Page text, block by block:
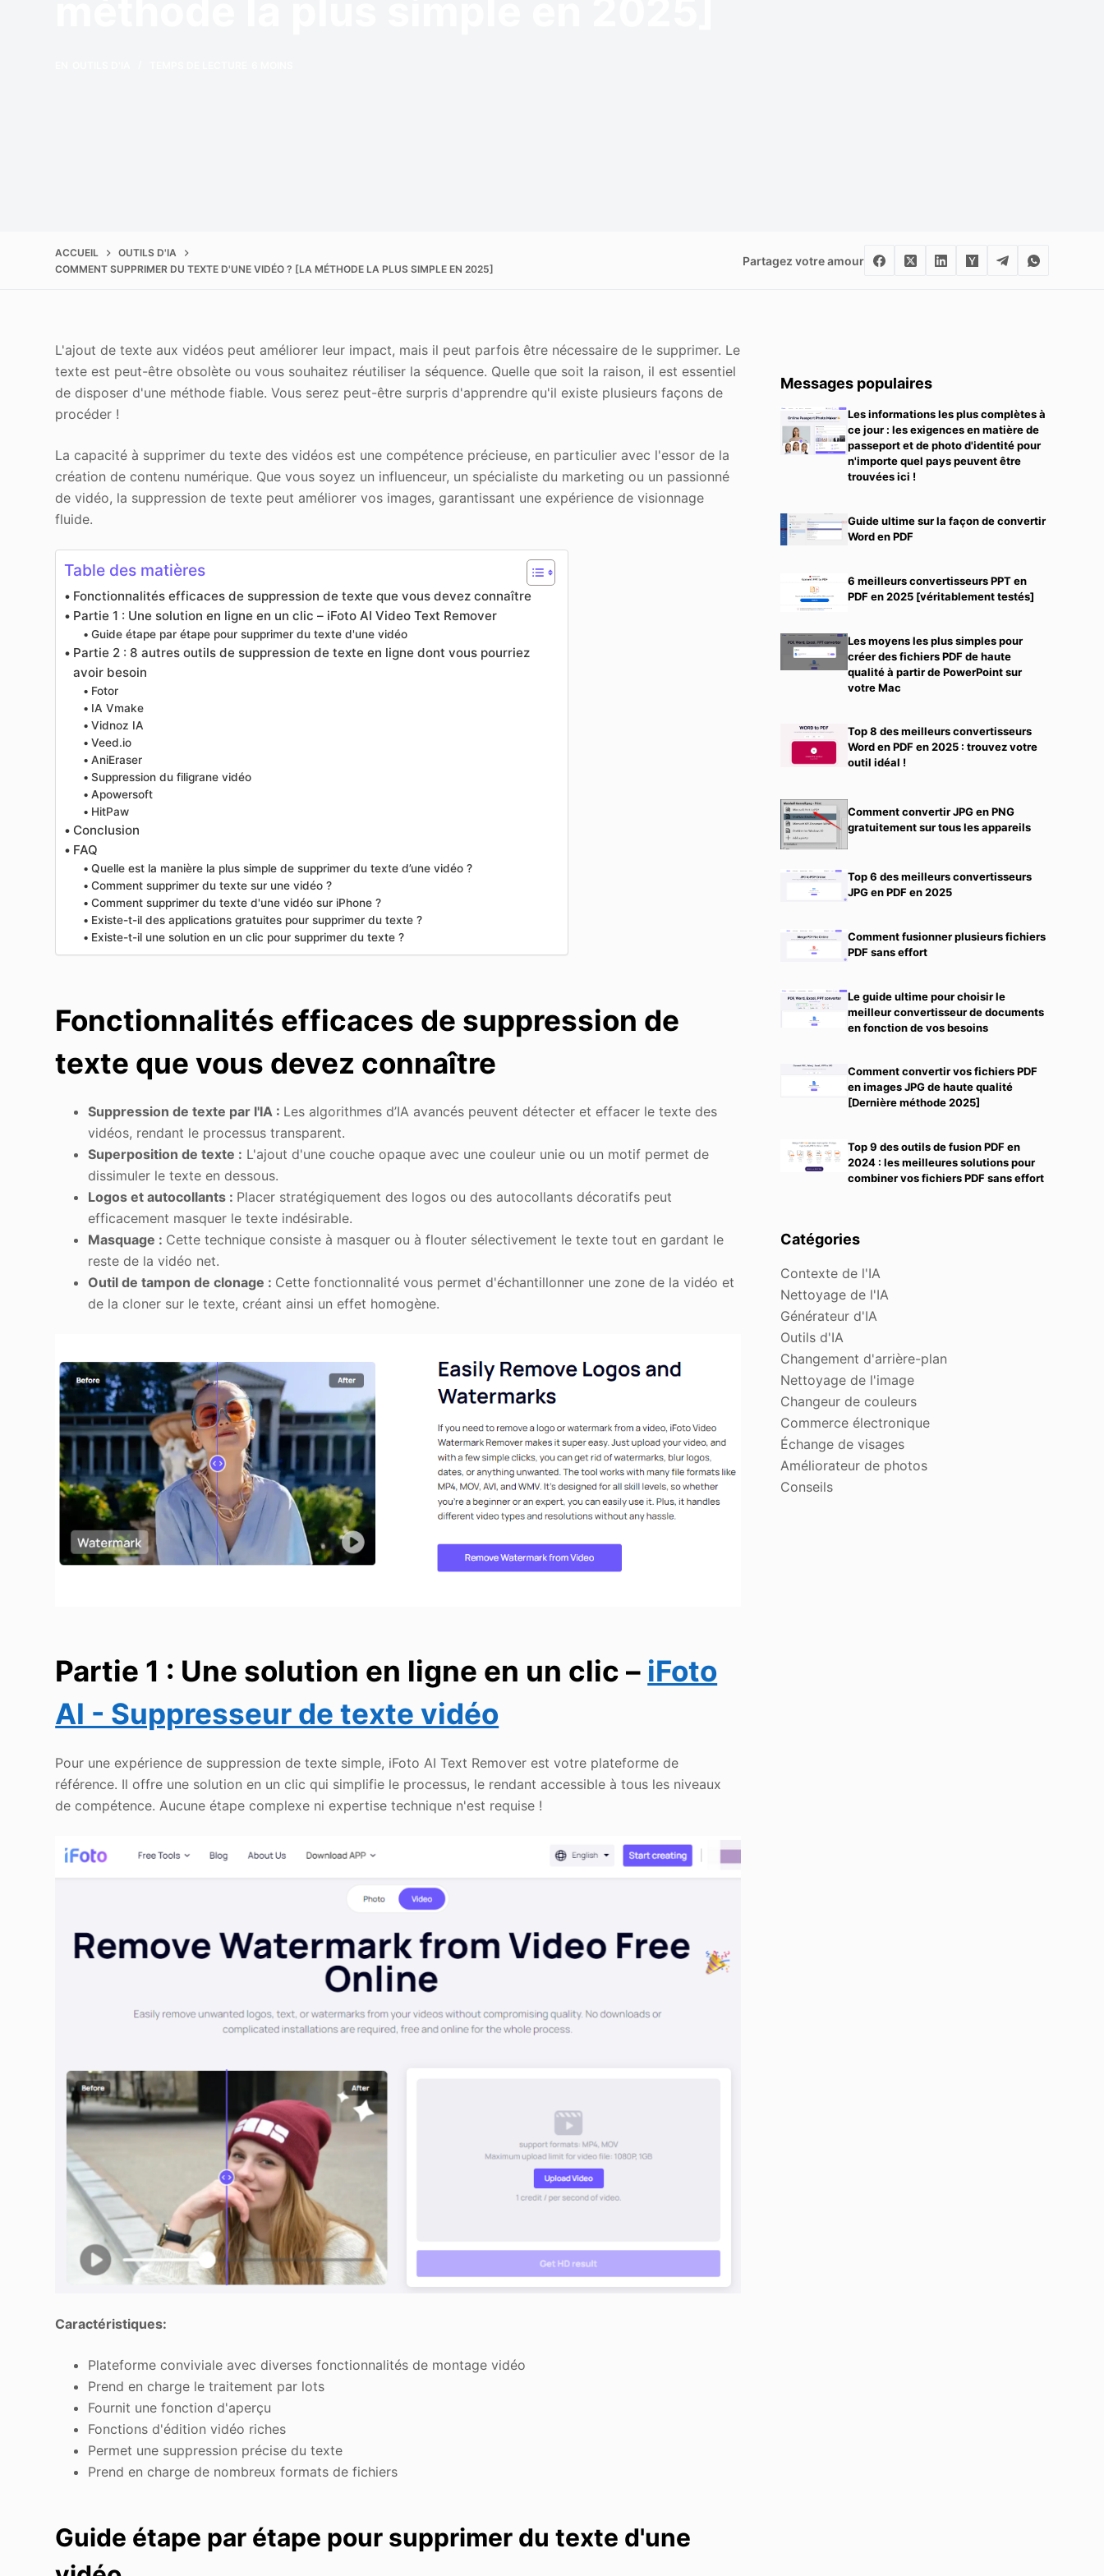
ACCUEIL
OUTILS D'IA
COMMENT SUPPRIMER DU TEXTE D'UNE VIDÉO ? [LA MÉTHODE LA PLUS SIMPLE EN 2025]
Partagez votre amour
L'ajout de texte aux vidéos peut améliorer leur impact, mais il peut parfois être nécessaire de le supprimer. Le
texte est peut-être obsolète ou vous souhaitez réutiliser la séquence. Quelle que soit la raison, il est essentiel
de disposer d'une méthode fiable. Vous serez peut-être surpris d'apprendre qu'il existe plusieurs façons de
procéder !
La capacité à supprimer du texte des vidéos est une compétence précieuse, en particulier avec l'essor de la
création de contenu numérique. Que vous soyez un influenceur, un spécialiste du marketing ou un passionné
de vidéo, la suppression de texte peut améliorer vos images, garantissant une expérience de visionnage
fluide.
Table des matières
Fonctionnalités efficaces de suppression de texte que vous devez connaître
Partie 1 : Une solution en ligne en un clic – iFoto AI Video Text Remover
Guide étape par étape pour supprimer du texte d'une vidéo
Partie 2 : 8 autres outils de suppression de texte en ligne dont vous pourriez
avoir besoin
Fotor
IA Vmake
Vidnoz IA
Veed.io
AniEraser
Suppression du filigrane vidéo
Apowersoft
HitPaw
Conclusion
FAQ
Quelle est la manière la plus simple de supprimer du texte d’une vidéo ?
Comment supprimer du texte sur une vidéo ?
Comment supprimer du texte d'une vidéo sur iPhone ?
Existe-t-il des applications gratuites pour supprimer du texte ?
Existe-t-il une solution en un clic pour supprimer du texte ?
Fonctionnalités efficaces de suppression de
texte que vous devez connaître
Suppression de texte par l'IA : Les algorithmes d’IA avancés peuvent détecter et effacer le texte des
vidéos, rendant le processus transparent.
Superposition de texte : L'ajout d'une couche opaque avec une couleur unie ou un motif permet de
dissimuler le texte en dessous.
Logos et autocollants : Placer stratégiquement des logos ou des autocollants décoratifs peut
efficacement masquer le texte indésirable.
Masquage : Cette technique consiste à masquer ou à flouter sélectivement le texte tout en gardant le
reste de la vidéo net.
Outil de tampon de clonage : Cette fonctionnalité vous permet d'échantillonner une zone de la vidéo et
de la cloner sur le texte, créant ainsi un effet homogène.
Partie 1 : Une solution en ligne en un clic – iFoto
AI - Suppresseur de texte vidéo
Pour une expérience de suppression de texte simple, iFoto AI Text Remover est votre plateforme de
référence. Il offre une solution en un clic qui simplifie le processus, le rendant accessible à tous les niveaux
de compétence. Aucune étape complexe ni expertise technique n'est requise !
Caractéristiques:
Plateforme conviviale avec diverses fonctionnalités de montage vidéo
Prend en charge le traitement par lots
Fournit une fonction d'aperçu
Fonctions d'édition vidéo riches
Permet une suppression précise du texte
Prend en charge de nombreux formats de fichiers
Guide étape par étape pour supprimer du texte d'une
Messages populaires
Les informations les plus complètes à
ce jour : les exigences en matière de
passeport et de photo d'identité pour
n'importe quel pays peuvent être
trouvées ici !
Guide ultime sur la façon de convertir
Word en PDF
6 meilleurs convertisseurs PPT en
PDF en 2025 [véritablement testés]
Les moyens les plus simples pour
créer des fichiers PDF de haute
qualité à partir de PowerPoint sur
votre Mac
Top 8 des meilleurs convertisseurs
Word en PDF en 2025 : trouvez votre
outil idéal !
Comment convertir JPG en PNG
gratuitement sur tous les appareils
Top 6 des meilleurs convertisseurs
JPG en PDF en 2025
Comment fusionner plusieurs fichiers
PDF sans effort
Le guide ultime pour choisir le
meilleur convertisseur de documents
en fonction de vos besoins
Comment convertir vos fichiers PDF
en images JPG de haute qualité
[Dernière méthode 2025]
Top 9 des outils de fusion PDF en
2024 : les meilleures solutions pour
combiner vos fichiers PDF sans effort
Catégories
Contexte de l'IA
Nettoyage de l'IA
Générateur d'IA
Outils d'IA
Changement d'arrière-plan
Nettoyage de l'image
Changeur de couleurs
Commerce électronique
Échange de visages
Améliorateur de photos
Conseils